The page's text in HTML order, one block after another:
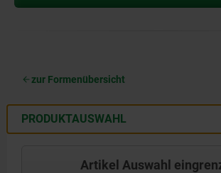
zur Formenübersicht
PRODUKTAUSWAHL
Artikel Auswahl